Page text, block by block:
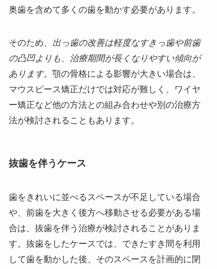
奥歯を含めて多くの歯を動かす必要があります。
そのため、 出っ歯の改善は軽度なすきっ歯や前歯
の凸凹よりも、治療期間が長くなりやすい傾向が
あります。 顎の骨格による影響が大きい場合は、
マウスピース矯正だけでは対応が難しく、ワイヤ
ー矯正など他の方法との組み合わせや別の治療方
法が検討されることもあります。
抜歯を伴うケース
歯をきれいに並べるスペースが不足している場合
や、前歯を大きく後方へ移動させる必要がある場
合は、抜歯を伴う治療が検討されることがありま
す。抜歯をしたケースでは、できたすき間を利用
して歯を動かした後、そのスペースを計画的に閉